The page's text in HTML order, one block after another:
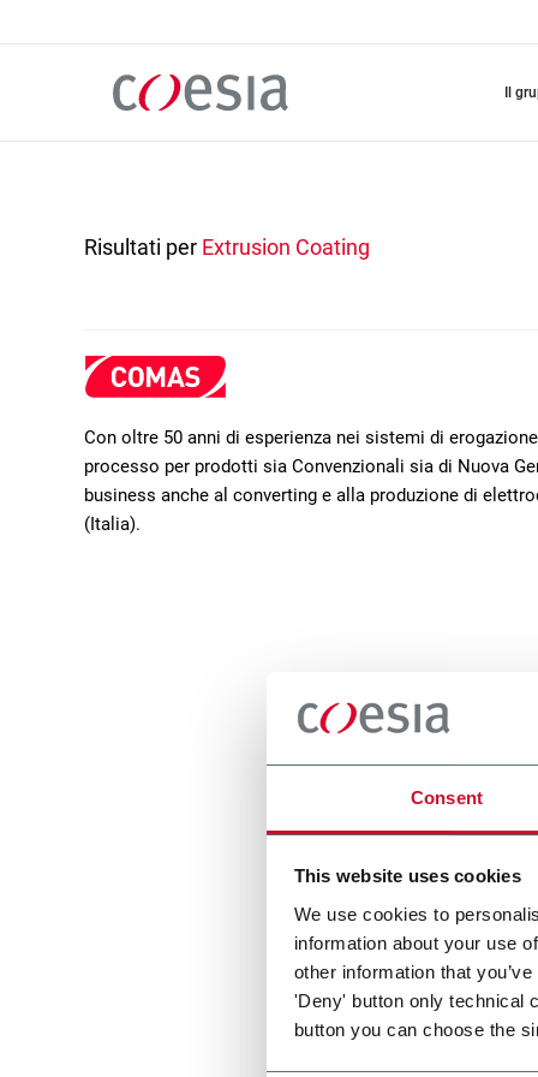
Consent
This website uses cookies
We use cookies to
information about your use
other information that
'Deny' button only technical
button you can choose the
il
Risultati per Extrusion Coating
Con oltre 50 anni di esperienza nei sistemi di
processo per prodotti sia Convenzionali sia di Nuova
business anche al converting e alla produzione di
(Italia).